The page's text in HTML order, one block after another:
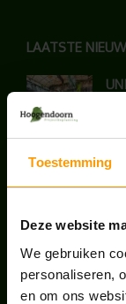
Toestemming
Deze website
We gebruiken
personaliseren,
en om ons
LAATSTE